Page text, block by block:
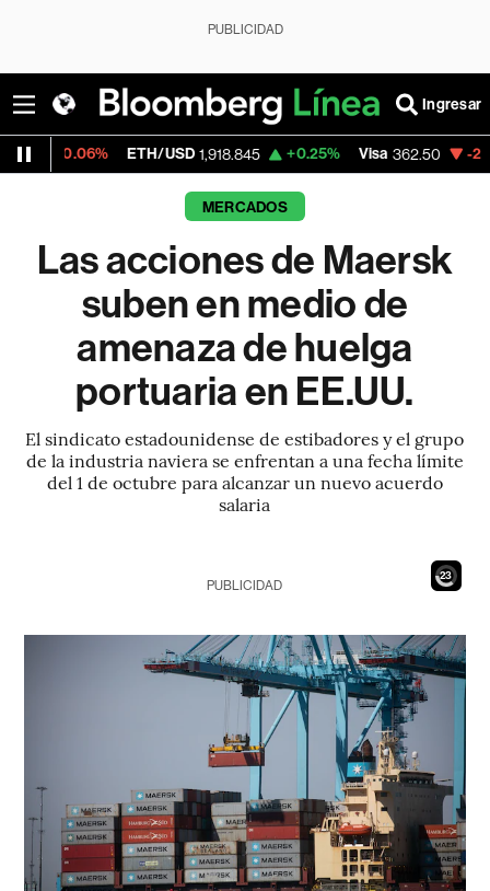
PUBLICIDAD
Ingresar
ETH/USD 1,918.845 +0.25% Visa 362.50 -2.15%
MERCADOS
Las acciones de Maersk
suben en medio de
amenaza de huelga
portuaria en EE.UU.
El sindicato estadounidense de estibadores y el grupo
de la industria naviera se enfrentan a una fecha límite
del 1 de octubre para alcanzar un nuevo acuerdo
salaria
21
PUBLICIDAD